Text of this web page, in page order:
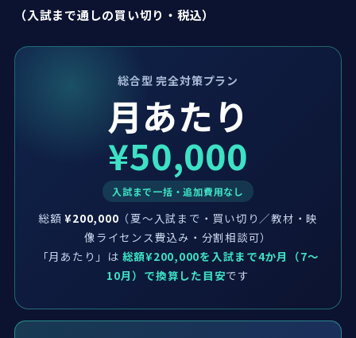
（入試まで通しの買い切り・税込）
総合型 完全対策プラン
月あたり
¥50,000
入試まで一括・追加費用なし
総額¥200,000 （夏〜入試まで・買い切り／教材・映
像ライセンス費込み・分割相談可）
「月あたり」は 総額¥200,000を入試まで4か月（7〜
10月）で換算した目安です